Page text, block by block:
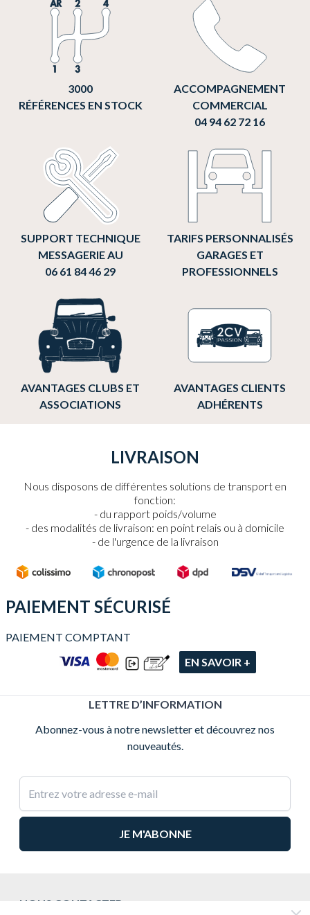
3000
RÉFÉRENCES EN STOCK
ACCOMPAGNEMENT
COMMERCIAL
04 94 62 72 16
SUPPORT TECHNIQUE
MESSAGERIE AU
06 61 84 46 29
TARIFS PERSONNALISÉS
GARAGES ET
PROFESSIONNELS
AVANTAGES CLUBS ET
ASSOCIATIONS
AVANTAGES CLIENTS
ADHÉRENTS
LIVRAISON
Nous disposons de différentes solutions de transport en
fonction:
du rapport poids/volume
des modalités de livraison: en point relais ou à domicile
de l'urgence de la livraison
PAIEMENT SÉCURISÉ
PAIEMENT COMPTANT
EN SAVOIR +
LETTRE D’INFORMATION
Abonnez-vous à notre newsletter et découvrez nos
nouveautés.
Adresse e-mail
NOUS CONTACTER